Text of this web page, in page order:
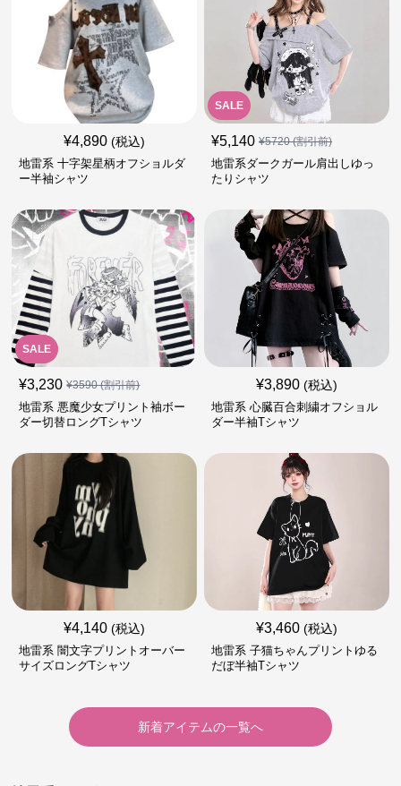
¥4,890 (税込)
地雷系 十字架星柄オフショルダ
ー半袖シャツ
SALE
¥5,140 ¥5720(割引前)
地雷系ダークガール肩出しゆっ
たりシャツ
SALE
¥3,230 ¥3590(割引前)
地雷系 悪魔少女プリント袖ボー
ダー切替ロングTシャツ
¥3,890 (税込)
地雷系 心臓百合刺繍オフショル
ダー半袖Tシャツ
¥4,140 (税込)
地雷系 闇文字プリントオーバー
サイズロングTシャツ
¥3,460 (税込)
地雷系 子猫ちゃんプリントゆる
だぼ半袖Tシャツ
新着アイテムの一覧へ